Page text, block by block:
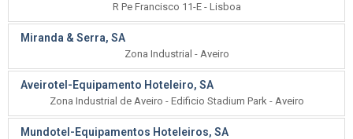
R Pe Francisco 11-E - Lisboa
Miranda & Serra, SA
Zona Industrial - Aveiro
Aveirotel-Equipamento Hoteleiro, SA
Zona Industrial de Aveiro - Edificio Stadium Park - Aveiro
Mundotel-Equipamentos Hoteleiros, SA